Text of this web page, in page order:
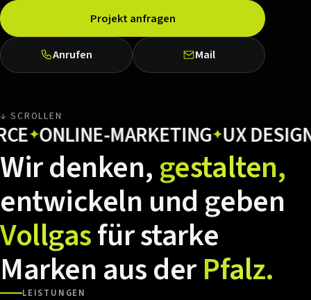
Projekt anfragen
Anrufen Mail
↓ SCROLLEN
ONLINE-MARKETING✦ UX DESIGN✦
Wirdenken,gestalten,
entwickeln und geben
Vollgasfürstarke
MarkenausderPfalz.
LEISTUNGEN